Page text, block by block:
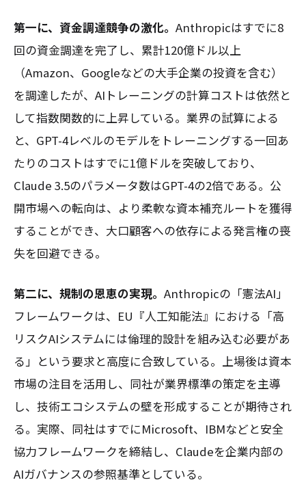
第一に、資金調達競争の激化。 Anthropicはすでに8
回の資金調達を完了し、累計120億ドル以上
（Amazon、Googleなどの大手企業の投資を含む）
を調達したが、AIトレーニングの計算コストは依然と
して指数関数的に上昇している。業界の試算による
と、GPT-4レベルのモデルをトレーニングする一回あ
たりのコストはすでに1億ドルを突破しており、
Claude 3.5のパラメータ数はGPT-4の2倍である。公
開市場への転向は、より柔軟な資本補充ルートを獲得
することができ、大口顧客への依存による発言権の喪
失を回避できる。
第二に、規制の恩恵の実現。 Anthropicの「憲法AI」
フレームワークは、EU『人工知能法』における「高
リスクAIシステムには倫理的設計を組み込む必要があ
る」という要求と高度に合致している。上場後は資本
市場の注目を活用し、同社が業界標準の策定を主導
し、技術エコシステムの壁を形成することが期待され
る。実際、同社はすでにMicrosoft、IBMなどと安全
協力フレームワークを締結し、Claudeを企業内部の
AIガバナンスの参照基準としている。